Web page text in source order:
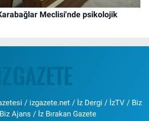
Meclisi'nde psikolojik
/ izgazete.net / İz Dergi / İzTV / Biz
Ajans / İz Bırakan Gazete